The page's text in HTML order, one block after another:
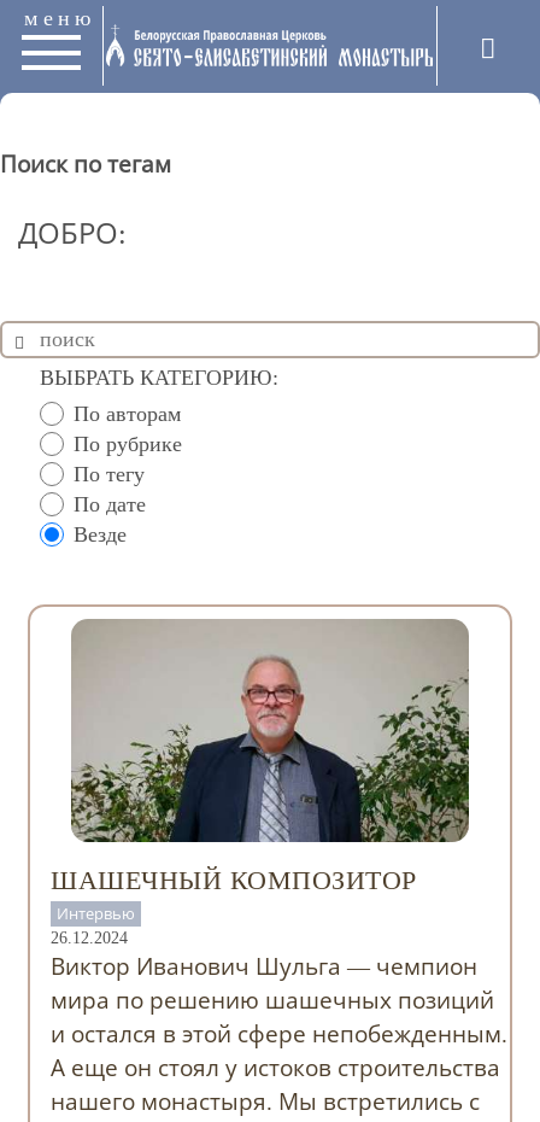
меню
Поиск по тегам
ДОБРО:
ВЫБРАТЬ КАТЕГОРИЮ:
По авторам
По рубрике
По тегу
По дате
Везде
ШАШЕЧНЫЙ КОМПОЗИТОР
Интервью
26.12.2024
Виктор Иванович Шульга — чемпион
мира по решению шашечных позиций
и остался в этой сфере непобежденным.
А еще он стоял у истоков строительства
нашего монастыря. Мы встретились с